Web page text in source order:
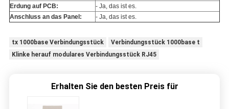
Erdung auf PCB:
- Ja, das ist es.
Anschluss an das Panel:
- Ja, das ist es.
tx 1000base Verbindungsstück
Verbindungsstück 1000base t
Klinke herauf modulares Verbindungsstück RJ45
Erhalten Sie den besten Preis für